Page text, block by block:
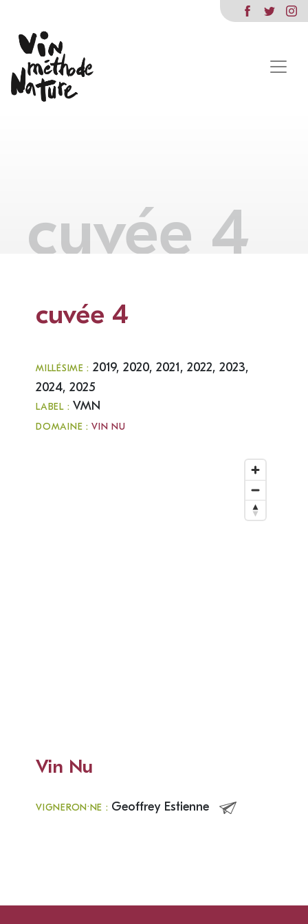
cuvée 4
cuvée 4
MILLÉSIME : 2019, 2020, 2021, 2022, 2023,
2024, 2025
LABEL : VMN
DOMAINE :VIN NU
Vin Nu
VIGNERON·NE : Geoffrey Estienne